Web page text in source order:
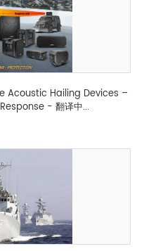
Acoustic Hailing Devices –
- 翻译中...